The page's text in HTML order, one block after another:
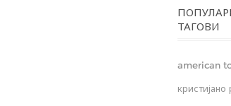
ТАГОВИ
american
кристијано